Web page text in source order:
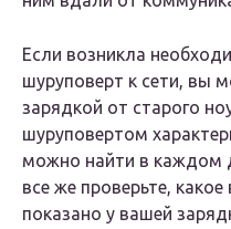
Если возникла
шуруповерт к сети, вы
зарядкой от старого
шуруповертом
можно найти в каждом
все же проверьте,
показано у вашей